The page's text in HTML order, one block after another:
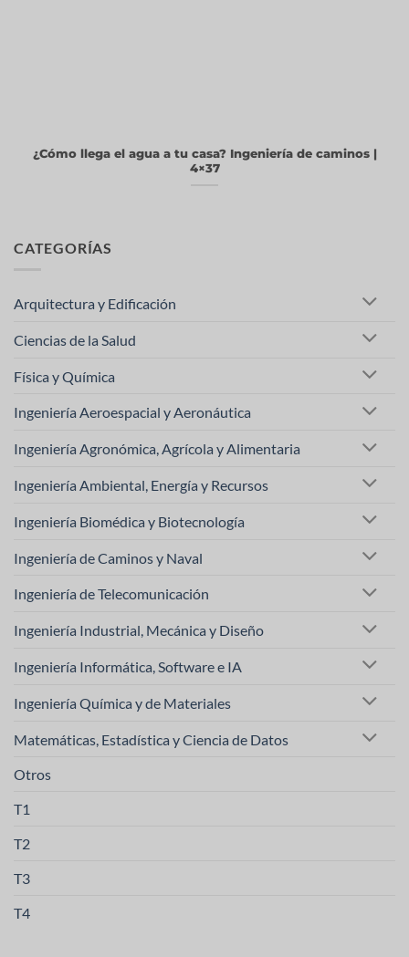
¿Cómo llega el agua a tu casa? Ingeniería de caminos |
4×37
CATEGORÍAS
Arquitectura y Edificación
Ciencias de la Salud
Física y Química
Ingeniería Aeroespacial y Aeronáutica
Ingeniería Agronómica, Agrícola y Alimentaria
Ingeniería Ambiental, Energía y Recursos
Ingeniería Biomédica y Biotecnología
Ingeniería de Caminos y Naval
Ingeniería de Telecomunicación
Ingeniería Industrial, Mecánica y Diseño
Ingeniería Informática, Software e IA
Ingeniería Química y de Materiales
Matemáticas, Estadística y Ciencia de Datos
Otros
T1
T2
T3
T4